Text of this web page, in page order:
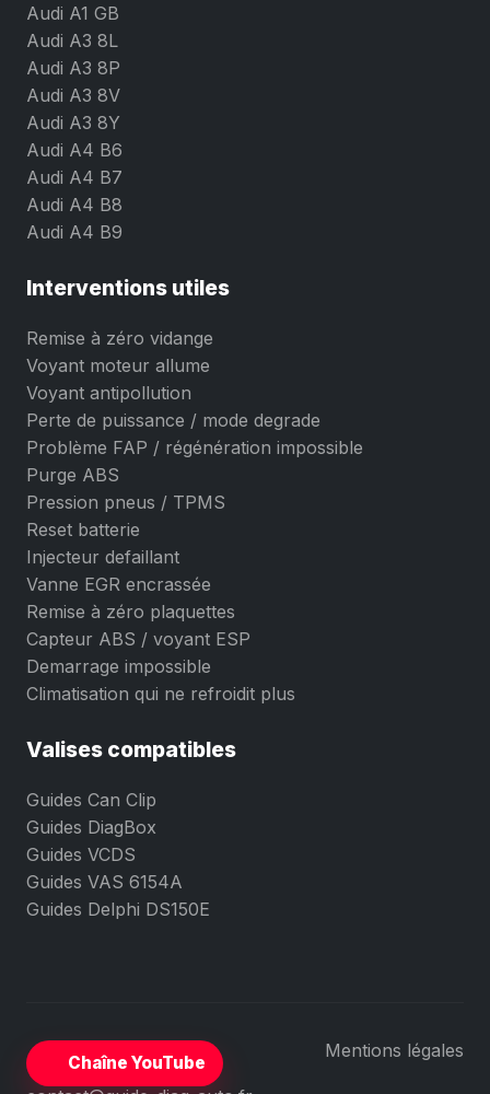
Audi A1 GB
Audi A3 8L
Audi A3 8P
Audi A3 8V
Audi A3 8Y
Audi A4 B6
Audi A4 B7
Audi A4 B8
Audi A4 B9
Interventions utiles
Remise à zéro vidange
Voyant moteur allume
Voyant antipollution
Perte de puissance / mode degrade
Problème FAP / régénération impossible
Purge ABS
Pression pneus / TPMS
Reset batterie
Injecteur defaillant
Vanne EGR encrassée
Remise à zéro plaquettes
Capteur ABS / voyant ESP
Demarrage impossible
Climatisation qui ne refroidit plus
Valises compatibles
Guides Can Clip
Guides DiagBox
Guides VCDS
Guides VAS 6154A
Guides Delphi DS150E
Chaîne YouTube
Mentions légales